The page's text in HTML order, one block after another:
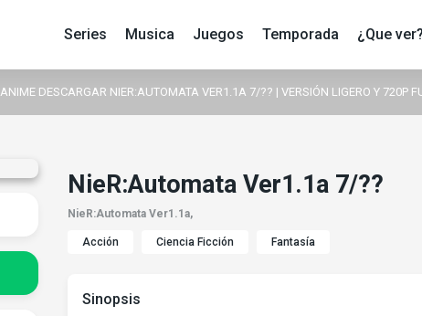
Series Musica Juegos Temporada ¿Que ver?
ANIME DESCARGAR NIER:AUTOMATA VER1.1A 7/?? | VERSIÓN LIGERO Y 720P
NieR:Automata Ver1.1a 7/??
NieR:Automata Ver1.1a,
Acción Ciencia Ficción Fantasía
Sinopsis